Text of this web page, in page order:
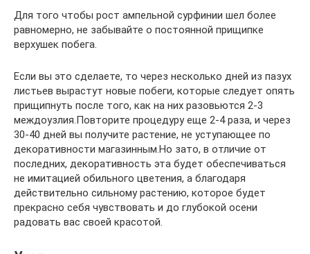
Для того чтобы рост ампельной сурфинии шел более
равномерно, не забывайте о постоянной прищипке
верхушек побега.
Если вы это сделаете, то через несколько дней из пазух
листьев вырастут новые побеги, которые следует опять
прищипнуть после того, как на них разовьются 2-3
междоузлия.Повторите процедуру еще 2-4 раза, и через
30-40 дней вы получите растение, не уступающее по
декоративности магазинным.Но зато, в отличие от
последних, декоративность эта будет обеспечиваться
не имитацией обильного цветения, а благодаря
действительно сильному растению, которое будет
прекрасно себя чувствовать и до глубокой осени
радовать вас своей красотой.